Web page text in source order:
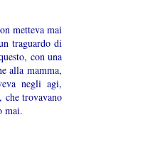
metteva mai
traguardo di
con una
alla mamma,
negli agi,
che trovavano
mai.